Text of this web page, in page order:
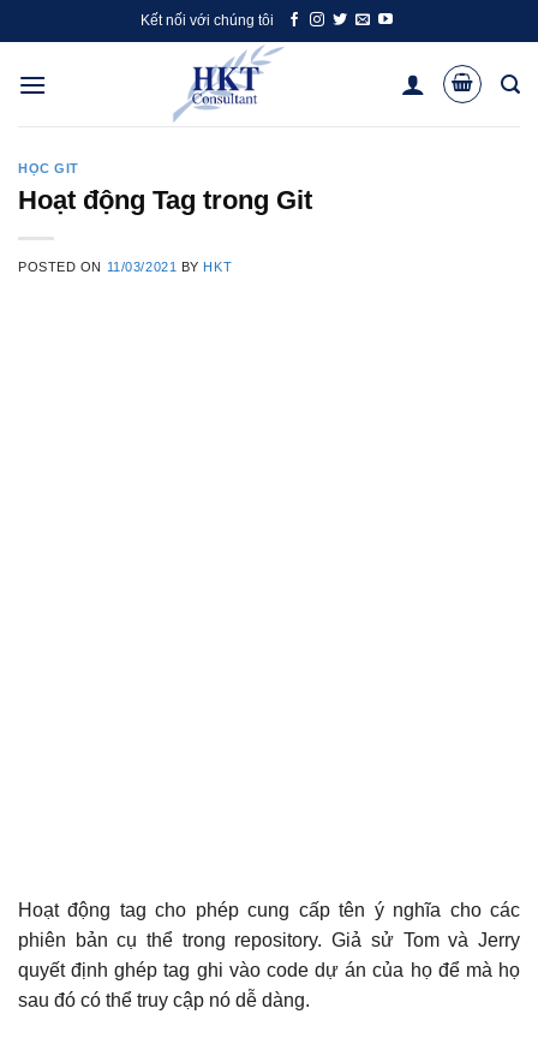
to
content
Kết nối với chúng tôi
HỌC GIT
Hoạt động Tag trong Git
POSTED ON 11/03/2021 BY HKT
Hoạt động tag cho phép cung cấp tên ý nghĩa cho các
phiên bản cụ thể trong repository. Giả sử Tom và Jerry
quyết định ghép tag ghi vào code dự án của họ để mà họ
sau đó có thể truy cập nó dễ dàng.